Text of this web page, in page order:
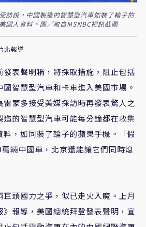
訪說，中國製造的智慧型汽車如裝了輪子的
國人資料。圖／取自MSNBC視訊截圖
北報導
發表聲明稱，將採取措施，阻止包括
智慧型汽車和卡車進入美國市場。
雷蒙多接受美媒採訪時再發表驚人之
造的智慧型汽車可能每分鐘都在收集
料，如同裝了輪子的蘋果手機。「假
輛中國車，北京還能讓它們同時熄
巨頭國力之爭，似已走火入魔。上月
》報導，美國總統拜登發表聲明，宣